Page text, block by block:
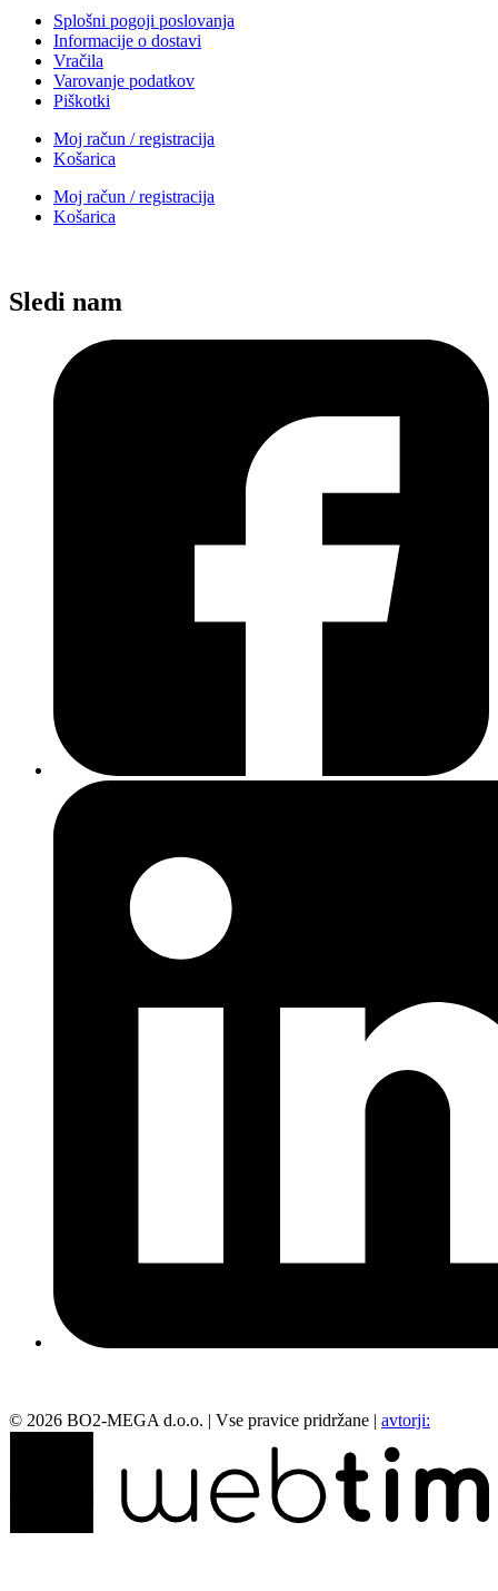
Splošni pogoji poslovanja
Informacije o dostavi
Vračila
Varovanje podatkov
Piškotki
Moj račun / registracija
Košarica
Moj račun / registracija
Košarica
Sledi nam
© 2026 BO2-MEGA d.o.o. | Vse pravice pridržane | avtorji: